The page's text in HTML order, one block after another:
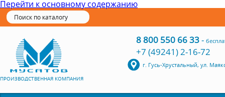
Перейти к основному содержанию
ПРОИЗВОДСТВЕННАЯ КОМПАНИЯ
8 800 550 66 33-
+7 (49241) 2-16-72
г. Гусь-Хрустальный, ул.